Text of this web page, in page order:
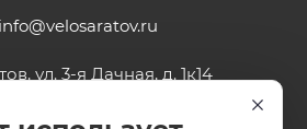
info@velosaratov.ru
ул. 3-я Дачная, д. 1к14